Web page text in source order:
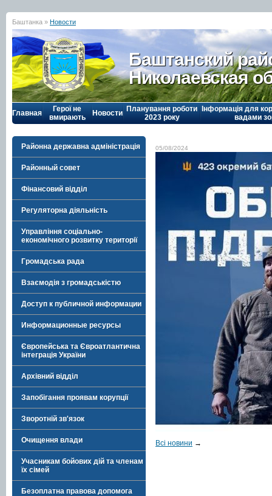
Баштанка » Новости
Баштанский
Николаевская
Главная
Герої не
вмирають
Новости Планування роботи
2023 року
Інформація для
вадами
Районна державна адміністрація
Районный совет
Фінансовий відділ
Регуляторна діяльність
Управління соціально-
економічного розвитку території
Громадська рада
Взаємодія з громадськістю
Доступ к публичной информации
Информационные ресурсы
Європейська та Євроатлантична
інтеграція України
Архівний відділ
Запобігання проявам корупції
Зворотній зв'язок
Очищення влади
Учасникам бойових дій та членам
їх сімей
Безоплатна правова допомога
05/08/2024
Всі новини →